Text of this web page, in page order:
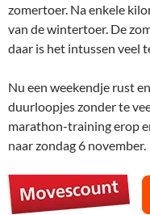
zomertoer. Na enkele
van de wintertoer. De
daar is het intussen veel
Nu een weekendje rust
duurloopjes zonder te
marathon-training erop
naar zondag 6 november.